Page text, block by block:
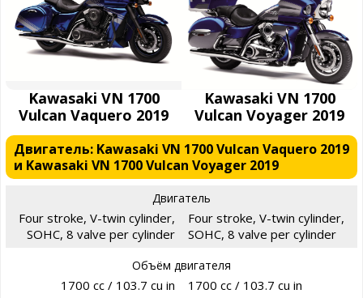
Kawasaki VN 1700
Vulcan Vaquero 2019
Kawasaki VN 1700
Vulcan Voyager 2019
Двигатель: Kawasaki VN 1700 Vulcan Vaquero 2019
и Kawasaki VN 1700 Vulcan Voyager 2019
Двигатель
Four stroke, V-twin cylinder,
SOHC, 8 valve per cylinder
Four stroke, V-twin cylinder,
SOHC, 8 valve per cylinder
Объём двигателя
1700 cc / 103.7 cu in 1700 cc / 103.7 cu in